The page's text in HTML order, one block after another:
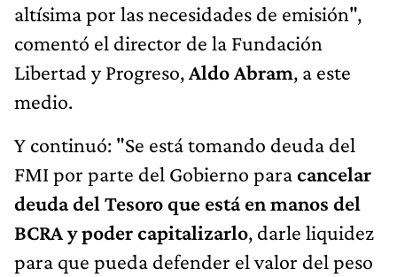
altísima por las necesidades de emisión",
comentó el director de la Fundación
Libertad y Progreso,Aldo Abram, a este
medio.
Y continuó: "Se está tomando deuda del
FMI por parte del Gobierno paracancelar
deuda del Tesoro que está en manos del
BCRA y poder capitalizarlo, darle liquidez
para que pueda defender el valor del peso